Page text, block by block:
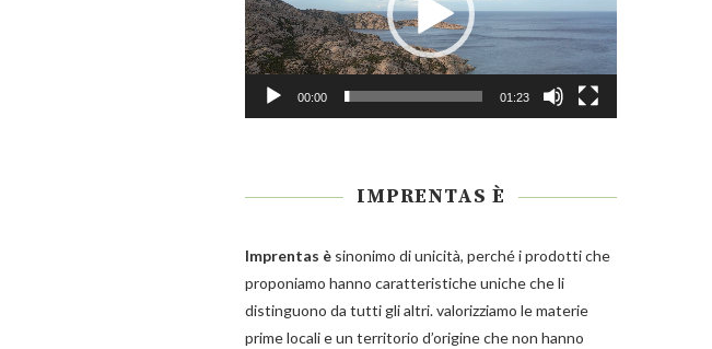
00:00 01:23
IMPRENTAS È
Imprentas è sinonimo di unicità, perché i prodotti che
proponiamo hanno caratteristiche uniche che li
distinguono da tutti gli altri. valorizziamo le materie
prime locali e un territorio d’origine che non hanno